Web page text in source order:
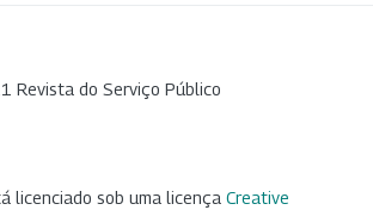
Revista do Serviço Público
licenciado sob uma licença Creative